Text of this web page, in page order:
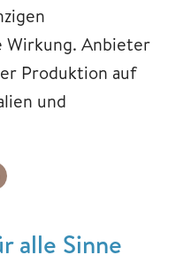
Wirkung. Anbieter
Produktion auf
und
alle Sinne